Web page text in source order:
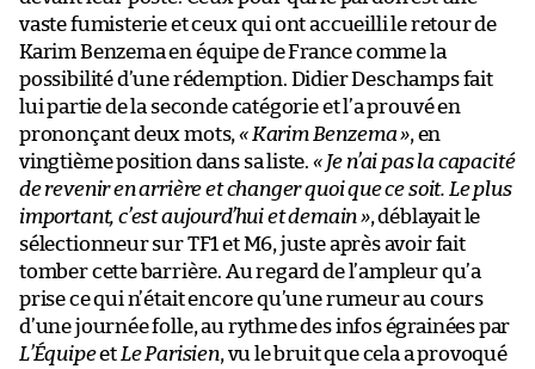
vaste fumisterie et ceux qui ont accueilli le retour de
Karim Benzema en équipe de France comme la
possibilité d’une rédemption. Didier Deschamps fait
lui partie de la seconde catégorie et l’a prouvé en
prononçant deux mots,« Karim Benzema », en
vingtième position dans sa liste. « Je n’ai pas la capacité
de revenir en arrière et changer quoi que ce soit. Le plus
important, c’est aujourd’hui et demain », déblayait le
sélectionneur sur TF1 et M6, juste après avoir fait
tomber cette barrière. Au regard de l’ampleur qu’a
prise ce qui n’était encore qu’une rumeur au cours
d’une journée folle, au rythme des infos égrainées par
L’Équipeet Le Parisien, vu le bruit que cela a provoqué